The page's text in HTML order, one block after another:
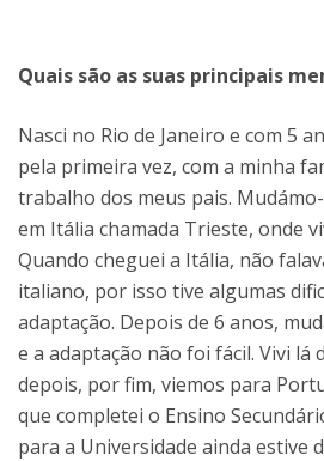
Quais são as suas principais
Nasci no Rio de Janeiro e com 5
pela primeira vez, com a minha
trabalho dos meus pais.
em Itália chamada Trieste, onde
Quando cheguei a Itália, não
italiano, por isso tive algumas
adaptação. Depois de 6 anos,
e a adaptação não foi fácil. Vivi lá
depois, por fim, viemos para
que completei o Ensino
para a Universidade ainda estive